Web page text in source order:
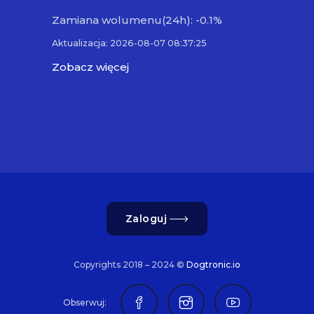
Zamiana wolumenu(24h): -0.1%
Aktualizacja: 2026-08-07 08:37:25
Zobacz więcej
Zaloguj
Copyrights 2018 – 2024 © Dogtronic.io
Obserwuj: